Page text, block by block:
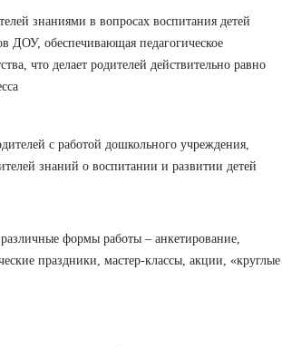
знаниями в вопросах воспитания детей
ДОУ, обеспечивающая педагогическое
что делает родителей действительно равно
с работой дошкольного учреждения,
знаний о воспитании и развитии детей
формы работы – анкетирование,
праздники, мастер-классы, акции, «круглые